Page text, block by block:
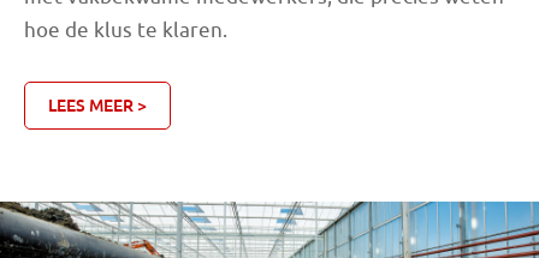
hoe de klus te klaren.
LEES MEER >